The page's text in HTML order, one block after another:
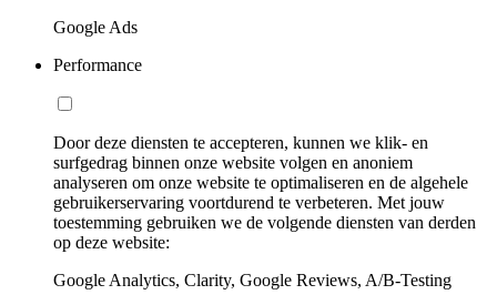
Google Ads
Performance
Door deze diensten te accepteren, kunnen we klik- en
surfgedrag binnen onze website volgen en anoniem
analyseren om onze website te optimaliseren en de algehele
gebruikerservaring voortdurend te verbeteren. Met jouw
toestemming gebruiken we de volgende diensten van derden
op deze website:
Google Analytics, Clarity, Google Reviews, A/B-Testing